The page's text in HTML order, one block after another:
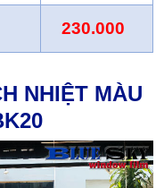
230.000
NHIỆT MÀU